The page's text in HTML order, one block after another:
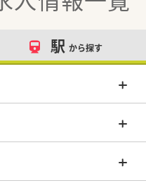
駅 から探す